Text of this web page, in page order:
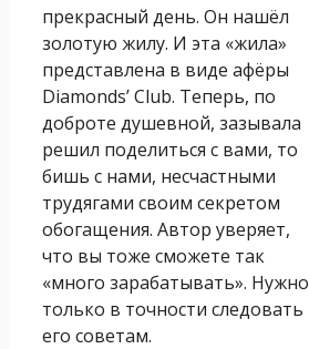
прекрасный день. Он нашёл
золотую жилу. И эта «жила»
представлена в виде афёры
Diamonds’ Club. Теперь, по
доброте душевной, зазывала
решил поделиться с вами, то
бишь с нами, несчастными
трудягами своим секретом
обогащения. Автор уверяет,
что вы тоже сможете так
«много зарабатывать». Нужно
только в точности следовать
его советам.